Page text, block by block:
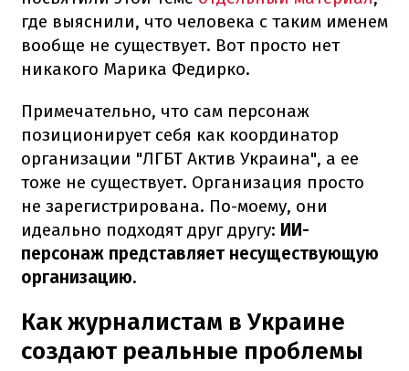
где выяснили, что человека с таким именем
вообще не существует. Вот просто нет
никакого Марика Федирко.
Примечательно, что сам персонаж
позиционирует себя как координатор
организации "ЛГБТ Актив Украина", а ее
тоже не существует. Организация просто
не зарегистрирована. По-моему, они
идеально подходят друг другу: ИИ-
персонаж представляет несуществующую
организацию.
Как журналистам в Украине
создают реальные проблемы